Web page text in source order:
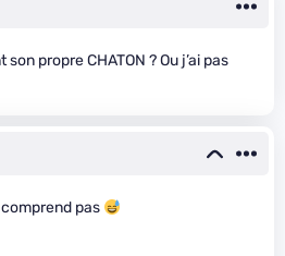
propre CHATON ? Ou j’ai pas
comprend pas